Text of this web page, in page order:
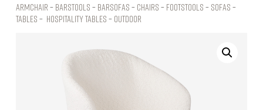
Armchair – Barstools – Barsofas – Chairs – Footstools – Sofas –
Tables – hospitality tables – Outdoor